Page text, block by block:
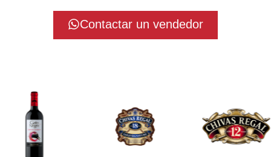
Contactar un vendedor